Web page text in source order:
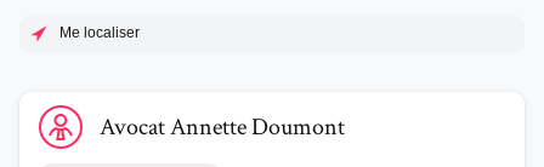
Me localiser
Voir le profil de AvocatAnnette Doumont
AvocatAnnetteDoumont